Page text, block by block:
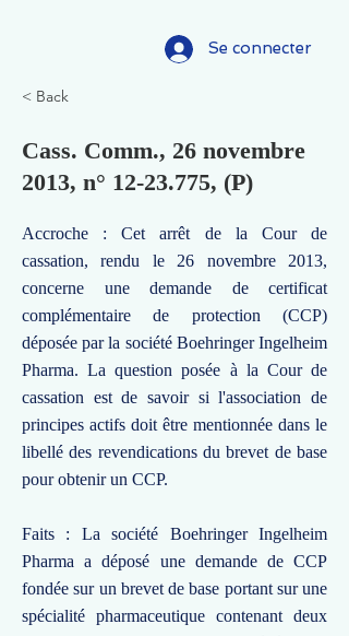
Se connecter
< Back
Cass. Comm., 26 novembre
2013, n° 12-23.775, (P)
Accroche : Cet arrêt de la Cour de
cassation, rendu le 26 novembre 2013,
concerne une demande de certificat
complémentaire de protection (CCP)
déposée par la société Boehringer Ingelheim
Pharma. La question posée à la Cour de
cassation est de savoir si l'association de
principes actifs doit être mentionnée dans le
libellé des revendications du brevet de base
pour obtenir un CCP.
Faits : La société Boehringer Ingelheim
Pharma a déposé une demande de CCP
fondée sur un brevet de base portant sur une
spécialité pharmaceutique contenant deux